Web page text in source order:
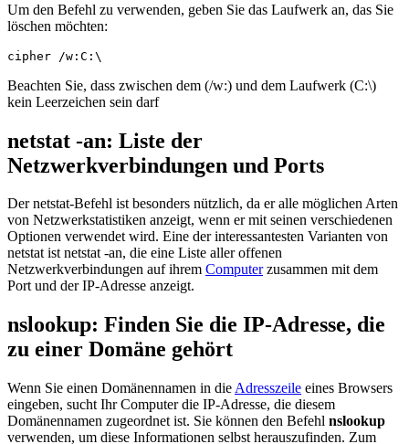
Um den Befehl zu verwenden, geben Sie das Laufwerk an, das Sie
löschen möchten:
cipher /w:C:\
Beachten Sie, dass zwischen dem (/w:) und dem Laufwerk (C:\)
kein Leerzeichen sein darf
netstat -an: Liste der
Netzwerkverbindungen und Ports
Der netstat-Befehl ist besonders nützlich, da er alle möglichen Arten
von Netzwerkstatistiken anzeigt, wenn er mit seinen verschiedenen
Optionen verwendet wird. Eine der interessantesten Varianten von
netstat ist netstat -an, die eine Liste aller offenen
Netzwerkverbindungen auf ihrem Computerzusammen mit dem
Port und der IP-Adresse anzeigt.
nslookup: Finden Sie die IP-Adresse, die
zu einer Domäne gehört
Wenn Sie einen Domänennamen in die Adresszeile eines Browsers
eingeben, sucht Ihr Computer die IP-Adresse, die diesem
Domänennamen zugeordnet ist. Sie können den Befehl nslookup
verwenden, um diese Informationen selbst herauszufinden. Zum